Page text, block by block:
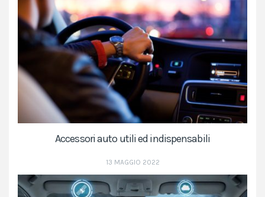
Accessori auto utili ed indispensabili
13 MAGGIO 2022